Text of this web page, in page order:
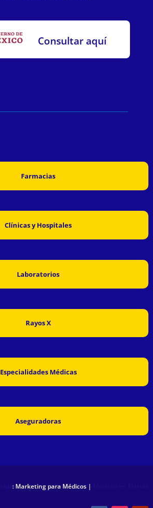
Consultar aquí
Farmacias
Clínicas y Hospitales
Laboratorios
Rayos X
Especialidades Médicas
Aseguradoras
: Marketing para Médicos |